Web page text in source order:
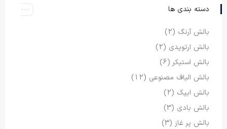
دسته بندی ها
بالش آرنگ (2)
بالش ارتوپدی (2)
بالش استیکر (6)
بالش الیاف مصنوعی (12)
بالش ایپک (2)
بالش بادی (3)
بالش پر غاز (3)